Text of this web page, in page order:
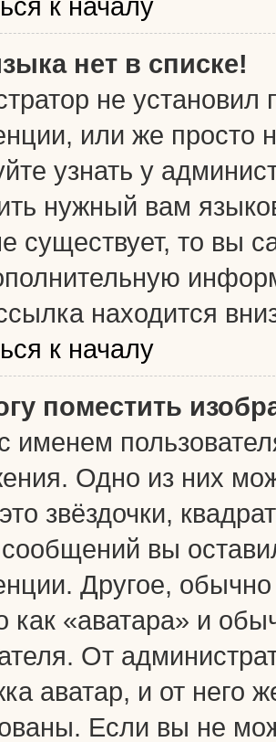
нет в списке!
не установил
или же просто
узнать у
нужный вам
существует, то вы
находится
к началу
поместить
именем
Одно из них
звёздочки,
сообщений вы
Другое,
как «аватара» и
От
аватар, и от него
Если вы не